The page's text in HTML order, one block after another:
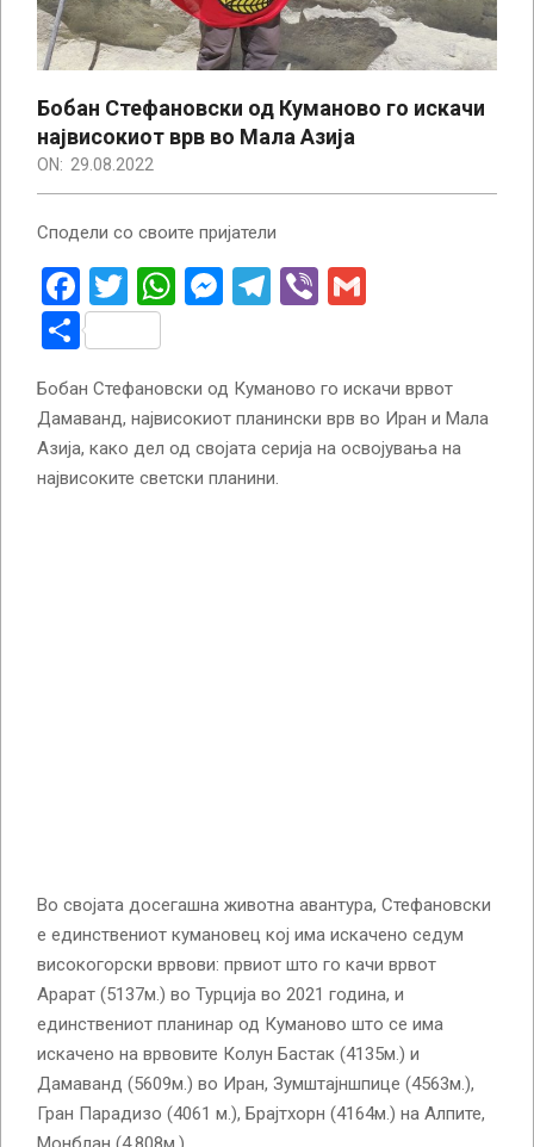
Бобан Стефановски од Куманово го искачи
највисокиот врв во Мала Азија
ON: 29.08.2022
Сподели со своите пријатели
Facebook
Twitter
WhatsApp
Messenger
Telegram
Viber
Share
Бобан Стефановски од Куманово го искачи врвот
Дамаванд, највисокиот планински врв во Иран и Мала
Азија, како дел од својата серија на освојувања на
највисоките светски планини.
Во својата досегашна животна авантура, Стефановски
е единствениот кумановец кој има искачено седум
високогорски врвови: првиот што го качи врвот
Арарат (5137м.) во Турција во 2021 година, и
единствениот планинар од Куманово што се има
искачено на врвовите Колун Бастак (4135м.) и
Дамаванд (5609м.) во Иран, Зумштајншпице (4563м.),
Гран Парадизо (4061 м.), Брајтхорн (4164м.) на Алпите,